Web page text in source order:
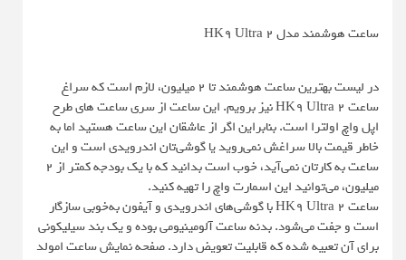
ساعت هوشمند مدل HK9 Ultra 2
در لیست بهترین ساعت هوشمند تا 2 میلیون، لازم است که سراغ
ساعت HK9 Ultra ۲ نیز برویم. این ساعت از سری ساعت های طرح
اپل واچ اولترا است. بنابراین اگر از عاشقان این ساعت هستید اما به
خاطر قیمت بالا سراغش نمی‌روید یا گوشی‌تان اندرویدی است و این
ساعت به کارتان نمی‌آید، خوب است بدانید که با یک بودجه کمتر از ۲
میلیون، می‌توانید این اسمارت واچ را تهیه کنید.
ساعت HK9 Ultra ۲ با گوشی‌های اندرویدی و آیفون به‌خوبی سازگار
است و جفت می‌شود. بدنه ساعت آلومینیومی بوده و یک بند سیلیکونی
برای آن تعبیه شده که قابلیت تعویض دارد. صفحه نمایش ساعت امولد